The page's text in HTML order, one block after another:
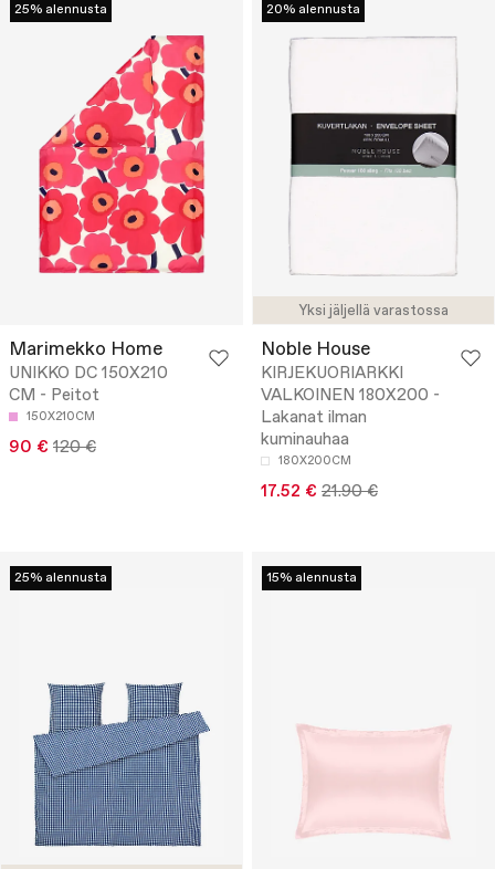
25% alennusta
Marimekko Home
UNIKKO DC 150X210
CM - Peitot
150X210CM
90 € 120 €
Yksi jäljellä varastossa
20% alennusta
Noble House
KIRJEKUORIARKKI
VALKOINEN 180X200 -
Lakanat ilman
kuminauhaa
180X200CM
17.52 € 21.90 €
25% alennusta 15% alennusta